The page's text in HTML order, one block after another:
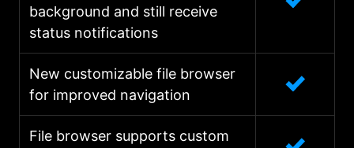
background and still receive
status notifications
New customizable file browser
for improved navigation
File browser supports custom